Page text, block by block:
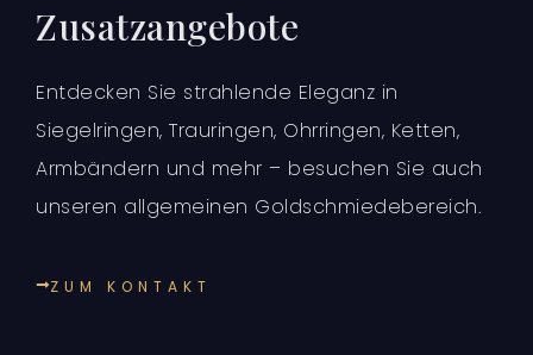
Zusatzangebote
Entdecken Sie strahlende Eleganz in
Siegelringen, Trauringen, Ohrringen, Ketten,
Armbändern und mehr – besuchen Sie auch
unseren allgemeinen Goldschmiedebereich.
ZUM KONTAKT